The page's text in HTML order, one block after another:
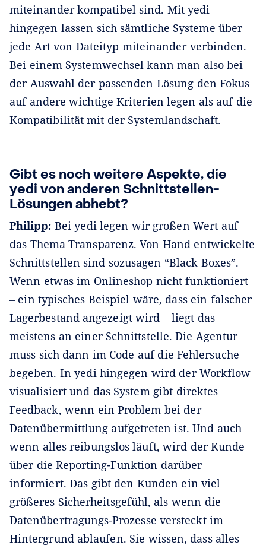
miteinander kompatibel sind. Mit yedi
hingegen lassen sich sämtliche Systeme über
jede Art von Dateityp miteinander verbinden.
Bei einem Systemwechsel kann man also bei
der Auswahl der passenden Lösung den Fokus
auf andere wichtige Kriterien legen als auf die
Kompatibilität mit der Systemlandschaft.
Gibt es noch weitere Aspekte, die
yedi von anderen Schnittstellen-
Lösungen abhebt?
Philipp: Bei yedi legen wir großen Wert auf
das Thema Transparenz. Von Hand entwickelte
Schnittstellen sind sozusagen “Black Boxes”.
Wenn etwas im Onlineshop nicht funktioniert
‒ ein typisches Beispiel wäre, dass ein falscher
Lagerbestand angezeigt wird ‒ liegt das
meistens an einer Schnittstelle. Die Agentur
muss sich dann im Code auf die Fehlersuche
begeben. In yedi hingegen wird der Workflow
visualisiert und das System gibt direktes
Feedback, wenn ein Problem bei der
Datenübermittlung aufgetreten ist. Und auch
wenn alles reibungslos läuft, wird der Kunde
über die Reporting-Funktion darüber
informiert. Das gibt den Kunden ein viel
größeres Sicherheitsgefühl, als wenn die
Datenübertragungs-Prozesse versteckt im
Hintergrund ablaufen. Sie wissen, dass alles